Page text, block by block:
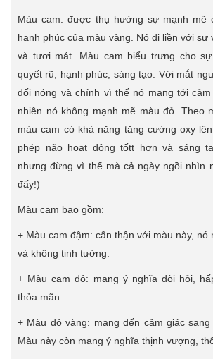
Màu cam: được thụ hưởng sự mạnh mẽ
hạnh phúc của màu vàng. Nó đi liền với sự
và tươi mát. Màu cam biểu trưng cho
quyết rũ, hạnh phúc, sáng tạo. Với mắt
đối nóng và chính vì thế nó mang tới
nhiên nó không mạnh mẽ màu đỏ. Theo
màu cam có khả năng tăng cường oxy
phép não hoạt động tốtt hơn và sáng
nhưng đừng vì thế mà cả ngày ngồi nhìn
đấy!)
Màu cam bao gồm:
+ Màu cam đậm: cẩn thận với màu này, nó
và không tinh tưởng.
+ Màu cam đỏ: mang ý nghĩa đòi hỏi,
thỏa mãn.
+ Màu đỏ vàng: mang đến cảm giác sang
Màu này còn mang ý nghĩa thịnh vượng,